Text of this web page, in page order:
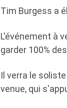
Tim Burgess a
L'événement à
garder 100%
Il verra le
venue, qui